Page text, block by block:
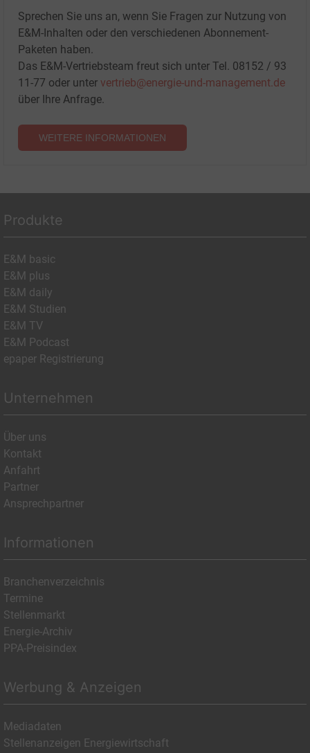
Sprechen Sie uns an, wenn Sie Fragen zur Nutzung von
E&M-Inhalten oder den verschiedenen Abonnement-
Paketen haben.
Das E&M-Vertriebsteam freut sich unter Tel. 08152 / 93
11-77 oder unter vertrieb@energie-und-management.de
über Ihre Anfrage.
WEITERE INFORMATIONEN
Produkte
E&M basic
E&M plus
E&M daily
E&M Studien
E&M TV
E&M Podcast
epaper Registrierung
Unternehmen
Über uns
Kontakt
Anfahrt
Partner
Ansprechpartner
Informationen
Branchenverzeichnis
Termine
Stellenmarkt
Energie-Archiv
PPA-Preisindex
Werbung & Anzeigen
Mediadaten
Stellenanzeigen Energiewirtschaft